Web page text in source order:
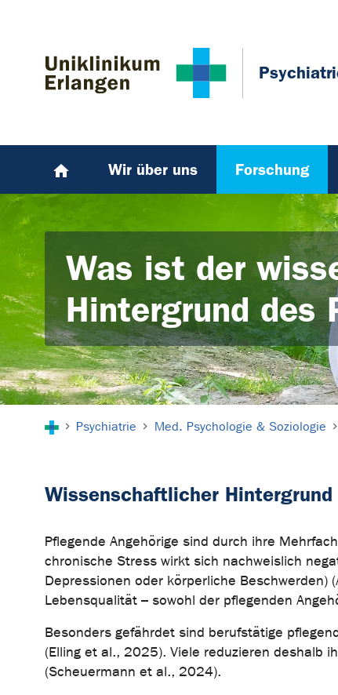
Wir über uns Forschung
Was ist der
Hintergrund des
Psychiatrie Med. Psychologie & Soziologie
Wissenschaftlicher Hintergrund
Pflegende Angehörige sind durch ihre
chronische Stress wirkt sich nachweislich
Depressionen oder körperliche
Lebensqualität – sowohl der pflegenden
Besonders gefährdet sind berufstätige
(Elling et al., 2025). Viele reduzieren deshalb
(Scheuermann et al., 2024).